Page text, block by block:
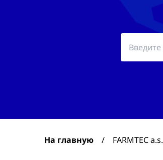
На главную / FARMTEC a.s.